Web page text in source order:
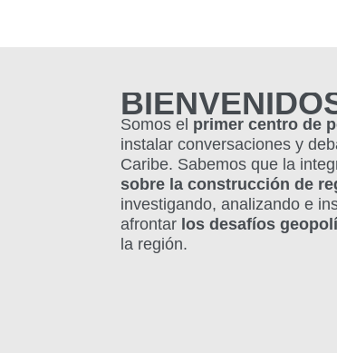
Somos el primer centro de
instalar conversaciones y
Caribe. Sabemos que la
sobre la construcción de
investigando, analizando e
afrontar los desafíos
la región.